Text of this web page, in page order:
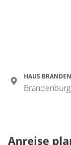
HAUS
Anreise